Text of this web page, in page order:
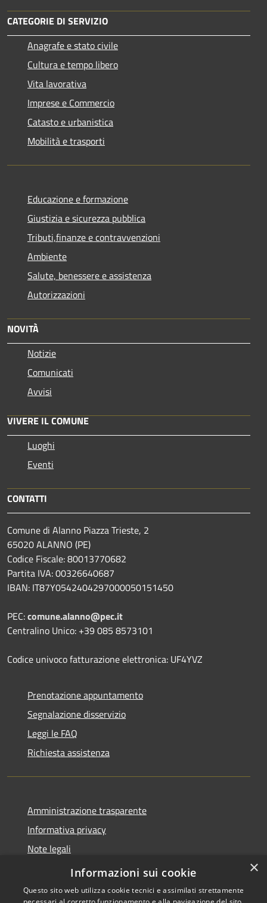
CATEGORIE DI SERVIZIO
Anagrafe e stato civile
Cultura e tempo libero
Vita lavorativa
Imprese e Commercio
Catasto e urbanistica
Mobilità e trasporti
Educazione e formazione
Giustizia e sicurezza pubblica
Tributi,finanze e contravvenzioni
Ambiente
Salute, benessere e assistenza
Autorizzazioni
NOVITÀ
Notizie
Comunicati
Avvisi
VIVERE IL COMUNE
Luoghi
Eventi
CONTATTI
Comune di Alanno Piazza Trieste, 2
65020 ALANNO (PE)
Codice Fiscale: 80013770682
Partita IVA: 00326640687
IBAN: IT87Y0542404297000050151450
PEC:comune.alanno@pec.it
Centralino Unico: +39 085 8573101
Codice univoco fatturazione elettronica: UF4YVZ
Prenotazione appuntamento
Segnalazione disservizio
Leggi le FAQ
Richiesta assistenza
Amministrazione trasparente
Informativa privacy
Note legali
Dichiarazione di accessibilità
×
Informazioni sui cookie
Questo sito web utilizza cookie tecnici e assimilati strettamente